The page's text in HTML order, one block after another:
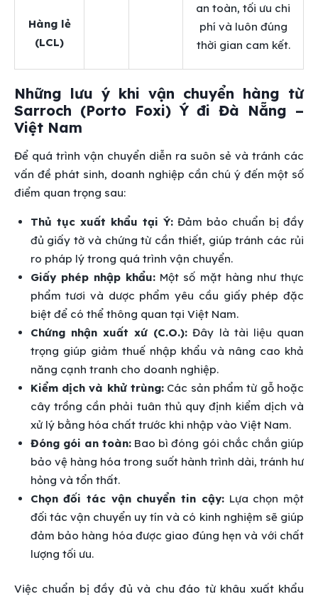
an toàn, tối ưu chi
phí và luôn đúng
thời gian cam kết.
Hàng lẻ
(LCL)
Những lưu ý khi vận chuyển hàng từ
Sarroch (Porto Foxi) Ý đi Đà Nẵng –
Việt Nam
Để quá trình vận chuyển diễn ra suôn sẻ và tránh các
vấn đề phát sinh, doanh nghiệp cần chú ý đến một số
điểm quan trọng sau:
Thủ tục xuất khẩu tại Ý:Đảm bảo chuẩn bị đầy
đủ giấy tờ và chứng từ cần thiết, giúp tránh các rủi
ro pháp lý trong quá trình vận chuyển.
Giấy phép nhập khẩu: Một số mặt hàng như thực
phẩm tươi và dược phẩm yêu cầu giấy phép đặc
biệt để có thể thông quan tại Việt Nam.
Chứng nhận xuất xứ (C.O.): Đây là tài liệu quan
trọng giúp giảm thuế nhập khẩu và nâng cao khả
năng cạnh tranh cho doanh nghiệp.
Kiểm dịch và khử trùng:Các sản phẩm từ gỗ hoặc
cây trồng cần phải tuân thủ quy định kiểm dịch và
xử lý bằng hóa chất trước khi nhập vào Việt Nam.
Đóng gói an toàn:Bao bì đóng gói chắc chắn giúp
bảo vệ hàng hóa trong suốt hành trình dài, tránh hư
hỏng và tổn thất.
Chọn đối tác vận chuyển tin cậy:Lựa chọn một
đối tác vận chuyển uy tín và có kinh nghiệm sẽ giúp
đảm bảo hàng hóa được giao đúng hẹn và với chất
lượng tối ưu.
Việc chuẩn bị đầy đủ và chu đáo từ khâu xuất khẩu